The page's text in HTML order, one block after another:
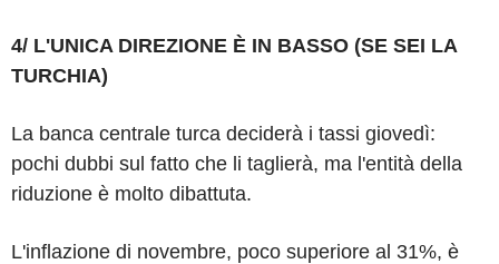
4/ L'UNICA DIREZIONE È IN BASSO (SE SEI LA
TURCHIA)
La banca centrale turca deciderà i tassi giovedì:
pochi dubbi sul fatto che li taglierà, ma l'entità della
riduzione è molto dibattuta.
L'inflazione di novembre, poco superiore al 31%, è